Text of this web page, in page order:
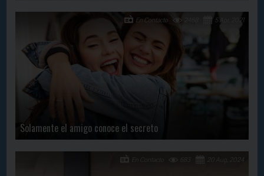
Solamente el amigo conoce el secreto
5 Apr, 2021
En Contacto
20 Aug, 2024
683
En Contacto